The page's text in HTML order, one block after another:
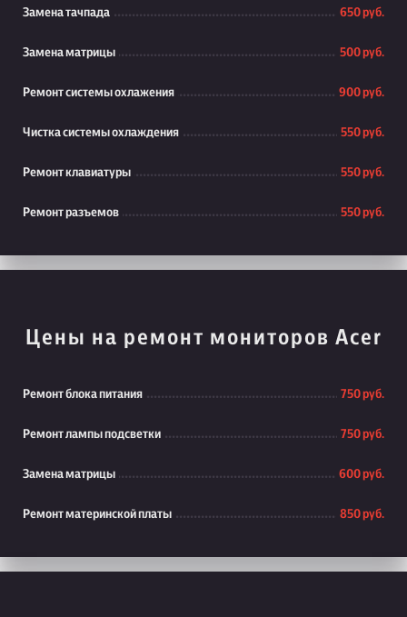
Замена тачпада 650 руб.
Замена матрицы 500 руб.
Ремонт системы охлажения 900 руб.
Чистка системы охлаждения 550 руб.
Ремонт клавиатуры 550 руб.
Ремонт разъемов 550 руб.
Цены на ремонт мониторов Acer
Ремонт блока питания 750 руб.
Ремонт лампы подсветки 750 руб.
Замена матрицы 600 руб.
Ремонт материнской платы 850 руб.